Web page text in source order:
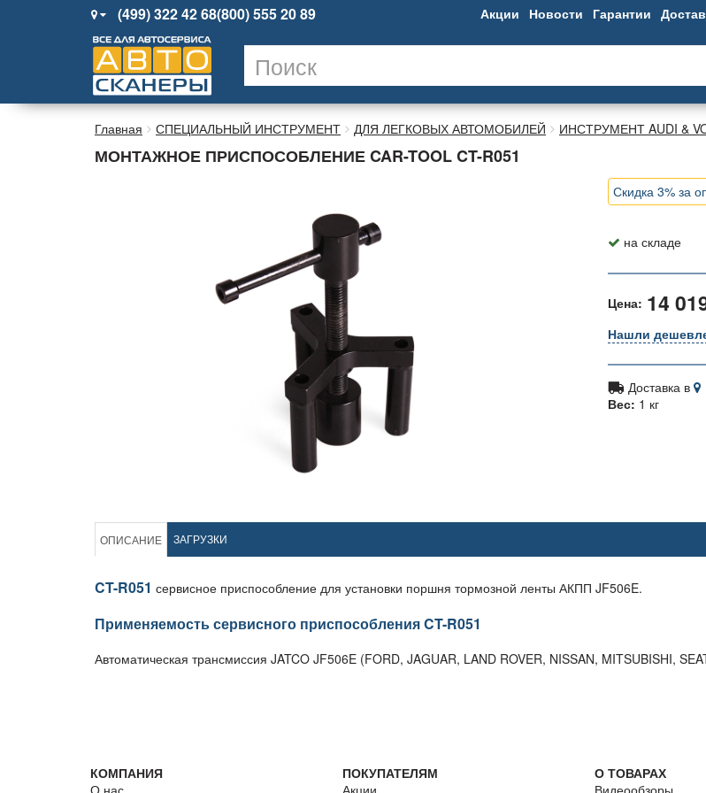
(499) 322 42 68(800) 555 20 89 Акции Новости Гарантии
Главная СПЕЦИАЛЬНЫЙ ИНСТРУМЕНТ ДЛЯ ЛЕГКОВЫХ АВТОМОБИЛЕЙ ИНСТРУМЕНТ AUDI &
МОНТАЖНОЕ ПРИСПОСОБЛЕНИЕ CAR-TOOL CT-R051
Скидка 3% за
на складе
Цена: 14
Нашли
Доставка в
Вес: 1 кг
ОПИСАНИЕ ЗАГРУЗКИ
CT-R051 сервисное приспособление для установки поршня тормозной ленты АКПП JF506E.
Применяемость сервисного приспособления CT-R051
Автоматическая трансмиссия JATCO JF506E (FORD, JAGUAR, LAND ROVER, NISSAN, MITSUBISHI,
КОМПАНИЯ
О нас
ПОКУПАТЕЛЯМ
Акции
О ТОВАРАХ
Видеообзоры